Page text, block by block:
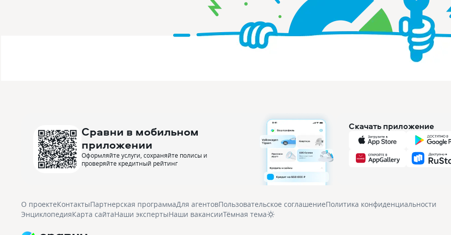
Сравни в мобильном
приложении
Оформляйте услуги, сохраняйте полисы и
проверяйте кредитный рейтинг
Скачать приложение
О проектеКонтактыПартнерская программаДля агентовПользовательское соглашениеПолитика конфиденциальности
ЭнциклопедияКарта сайтаНаши экспертыНаши вакансииТёмная тема